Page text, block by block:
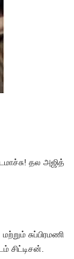
தல அஜித்
சுப்பிரமணி
சிட்டிசன்.